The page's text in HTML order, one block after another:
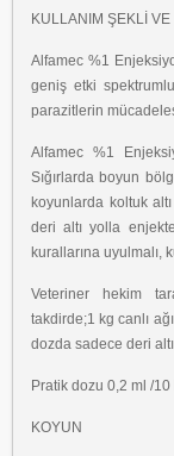
KULLANIM ŞEKLİ VE
Alfamec %1
geniş etki
parazitlerin
Alfamec %1
Sığırlarda boyun
koyunlarda koltuk
deri altı yolla
kurallarına uyulmalı,
Veteriner hekim
takdirde;1 kg canlı
dozda sadece deri
Pratik dozu 0,2 ml /10
KOYUN